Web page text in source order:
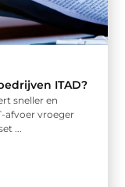
ITAD?
sneller en
afvoer vroeger
...